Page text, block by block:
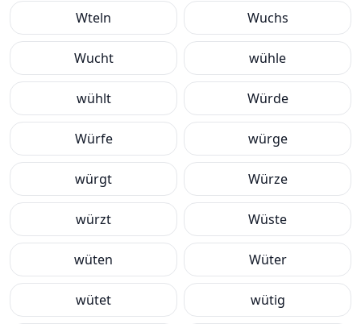
Wteln Wuchs
Wucht wühle
wühlt Würde
Würfe würge
würgt Würze
würzt Wüste
wüten Wüter
wütet wütig